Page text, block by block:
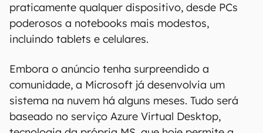
praticamente qualquer dispositivo, desde PCs
poderosos a notebooks mais modestos,
incluindo tablets e celulares.
Embora o anúncio tenha surpreendido a
comunidade, a Microsoft já desenvolvia um
sistema na nuvem há alguns meses. Tudo será
baseado no serviço Azure Virtual Desktop,